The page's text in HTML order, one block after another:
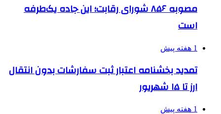
مصوبه ۸۵۶ شورای رقابت؛ این جاده یک‌طرفه
است
1 هفته پیش
تمدید بخشنامه اعتبار ثبت سفارشات بدون انتقال
ارز تا ۱۵ شهریور
1 هفته پیش